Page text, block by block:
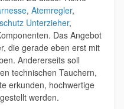
, Atemregler,
Unterzieher,
Das Angebot
die gerade eben erst mit
Andererseits soll
technischen Tauchern,
erkunden, hochwertige
werden.